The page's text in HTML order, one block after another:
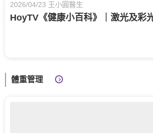
2026/04/23 王小圓醫生
HoyTV《健康小百科》｜激光及彩
體重管理